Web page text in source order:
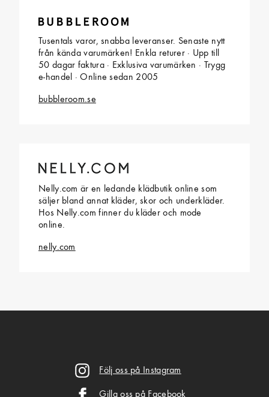
Tusentals varor, snabba leveranser. Senaste nytt
från kända varumärken! Enkla returer · Upp till
50 dagar faktura · Exklusiva varumärken · Trygg
e-handel · Online sedan 2005
bubbleroom.se
Nelly.com är en ledande klädbutik online som
säljer bland annat kläder, skor och underkläder.
Hos Nelly.com finner du kläder och mode
online.
nelly.com
Följ oss på Instagram
Gilla oss på Facebook